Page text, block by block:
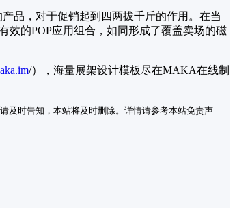
品，对于促销起到四两拔千斤的作用。在当
效的POP应用组合，如同形成了覆盖卖场的磁
/），海量展架设计模板尽在MAKA在线制
及时告知，本站将及时删除。详情请参考本站免责声